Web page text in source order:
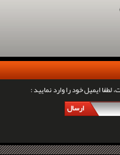
لطفا ایمیل خود را وارد نمایید :
ارسال